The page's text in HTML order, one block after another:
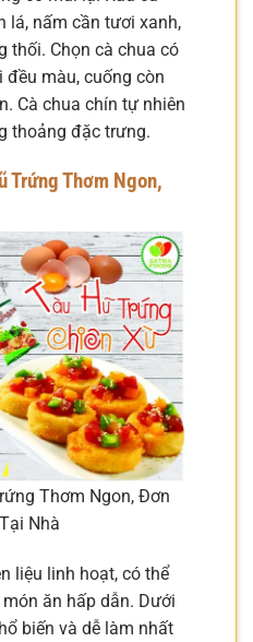
lá, nấm cần tươi xanh,
thối. Chọn cà chua có
màu, cuống còn
Cà chua chín tự nhiên
thoảng đặc trưng.
Trứng Thơm Ngon,
Thơm Ngon, Đơn
Nhà
liệu linh hoạt, có thể
ăn hấp dẫn. Dưới
biến và dễ làm nhất